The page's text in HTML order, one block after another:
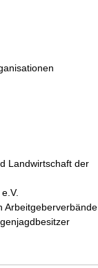
Landwirtschaft der
Arbeitgeberverbände